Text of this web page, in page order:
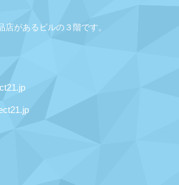
があるビルの３階です。